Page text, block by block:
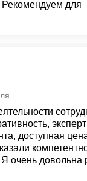
для
доступная
очень довольна